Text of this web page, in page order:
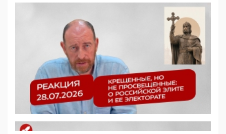
деятельность ИИТО ЮНЕСКО в России, но
цифроглобалисты продолжают определять
повестку в образовании
09:43, 01 Июня 2026
5G за счет здоровья граждан: Минцифры намерено
отобрать у регионов и муниципалитетов право
защищать жилые дома и социальные объекты от
05:58, 26 Мая 2026
Роскомнадзор освободили от борца с
деструктивным и опасным контентом
07:39, 25 Мая 2026